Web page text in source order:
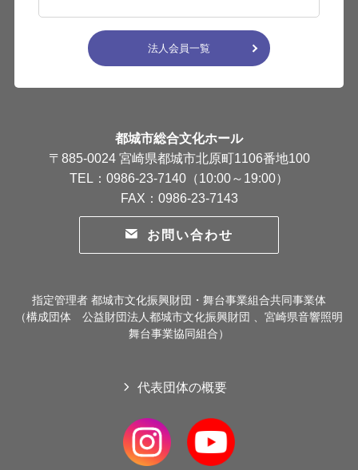
法人会員一覧
都城市総合文化ホール
〒885-0024 宮崎県都城市北原町1106番地100
TEL：0986-23-7140（10:00～19:00）
FAX：0986-23-7143
お問い合わせ
指定管理者 都城市文化振興財団・舞台事業組合共同事業体
（構成団体 公益財団法人都城市文化振興財団 、宮崎県音響照明
舞台事業協同組合）
代表団体の概要